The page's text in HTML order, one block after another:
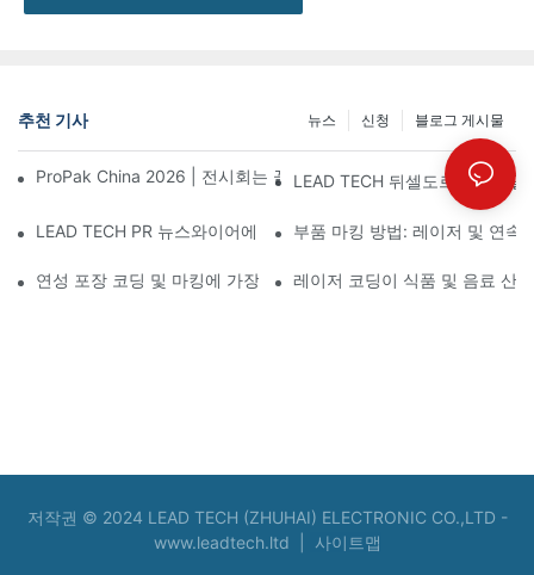
추천 기사 블로그 게시물
신청
뉴스
ProPak China 2026 | 전시회는 끝나지만, 저희 서비스는 계속됩니
LEAD TECH 뒤셀도르프에서
LEAD TECH PR 뉴스와이어에 소개됨: Interpack 2026 독일에서
부품 마킹 방법: 레이저 및 연속
연성 포장 코딩 및 마킹에 가장 적합한 기술 선택레이저 코딩이 식품 및 음료 산
저작권 © 2024 LEAD TECH (ZHUHAI) ELECTRONIC CO.,LTD -
www.leadtech.ltd
사이트맵